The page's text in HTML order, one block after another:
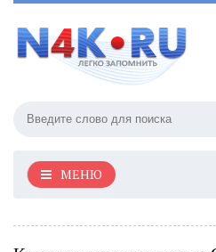
МЕНЮ